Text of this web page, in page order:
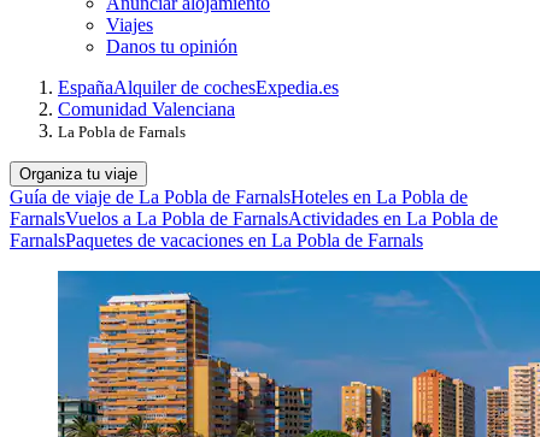
Viajes
Danos tu opinión
EspañaAlquiler de cochesExpedia.es
Comunidad Valenciana
La Pobla de Farnals
Organiza tu viaje
Guía de viaje de La Pobla de FarnalsHoteles en La Pobla de
FarnalsVuelos a La Pobla de FarnalsActividades en La Pobla de
FarnalsPaquetes de vacaciones en La Pobla de Farnals